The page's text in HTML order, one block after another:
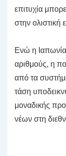
επιτυχία
στην ολιστική
Ενώ η
αριθμούς, η
από τα
τάση
μοναδικής
νέων στη